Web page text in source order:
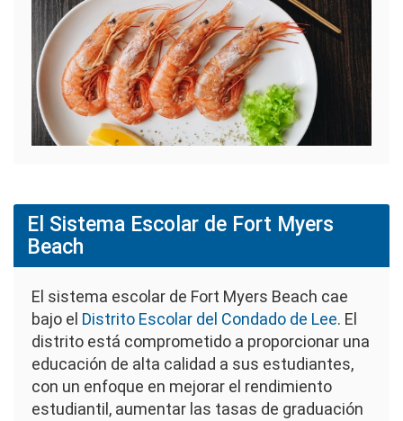
El Sistema Escolar de Fort Myers
Beach
El sistema escolar de Fort Myers Beach cae
bajo el Distrito Escolar del Condado de Lee. El
distrito está comprometido a proporcionar una
educación de alta calidad a sus estudiantes,
con un enfoque en mejorar el rendimiento
estudiantil, aumentar las tasas de graduación